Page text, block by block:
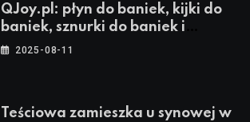
QJoy.pl: płyn do baniek, kijki do
baniek, sznurki do baniek i
zestawy do baniek
2025-08-11
Teściowa zamieszka u synowej w